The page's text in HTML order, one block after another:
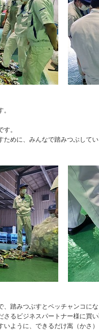
。
めに、みんなで踏みつぶしてい
踏みつぶすとペッチャンコにな
るビジネスパートナー様に買い
ように、できるだけ嵩（かさ）